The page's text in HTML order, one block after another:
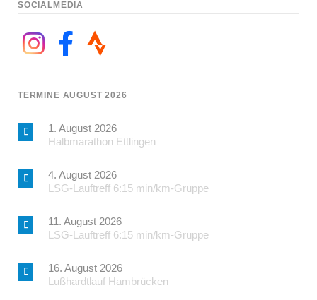
SOCIALMEDIA
TERMINE AUGUST 2026
1. August 2026
Halbmarathon Ettlingen
4. August 2026
LSG-Lauftreff 6:15 min/km-Gruppe
11. August 2026
LSG-Lauftreff 6:15 min/km-Gruppe
16. August 2026
Lußhardtlauf Hambrücken